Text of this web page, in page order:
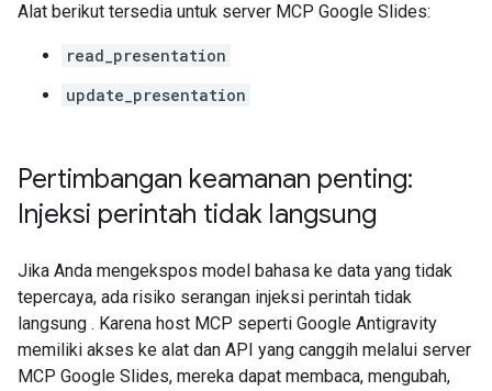
Alat berikut tersedia untuk server MCP Google Slides:
read_presentation
update_presentation
Pertimbangan keamanan penting:
Injeksi perintah tidak langsung
Jika Anda mengekspos model bahasa ke data yang tidak
tepercaya, ada risiko serangan injeksi perintah tidak
langsung . Karena host MCP seperti Google Antigravity
memiliki akses ke alat dan API yang canggih melalui server
MCP Google Slides, mereka dapat membaca, mengubah,